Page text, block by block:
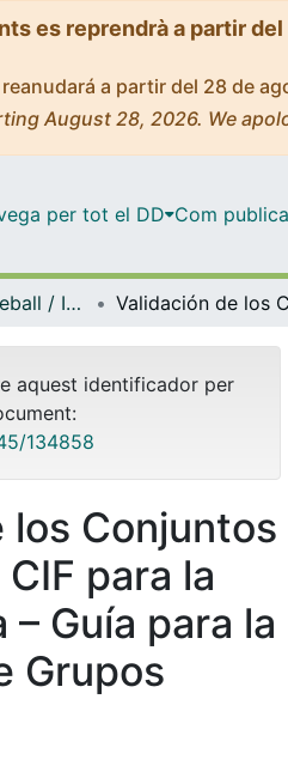
es reprendrà a partir
a partir del 28 de
August 28, 2026. We
per tot el DD Com
Documents de treball / Informes (Psicologia Social i Psicologia Quantitativa)
aquest identificador per
134858
los Conjuntos
para la
Guía para la
Grupos